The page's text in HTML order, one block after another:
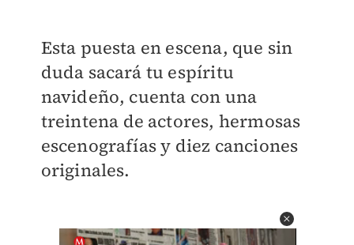
Esta puesta en escena, que sin
duda sacará tu espíritu
navideño, cuenta con una
treintena de actores, hermosas
escenografías y diez canciones
originales.